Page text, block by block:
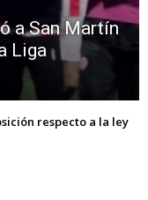
a San Martín
Liga
respecto a la ley